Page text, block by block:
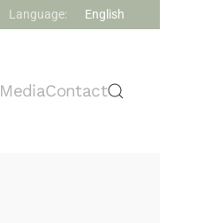
Language: English
MediaContact